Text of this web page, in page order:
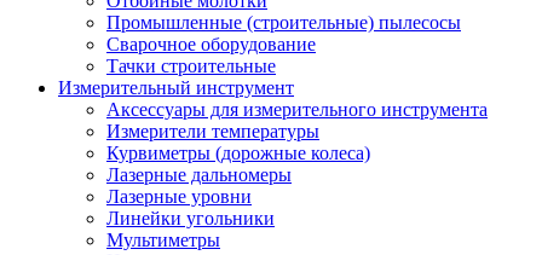
Промышленные (строительные) пылесосы
Сварочное оборудование
Тачки строительные
Измерительный инструмент
Аксессуары для измерительного инструмента
Измерители температуры
Курвиметры (дорожные колеса)
Лазерные дальномеры
Лазерные уровни
Линейки угольники
Мультиметры